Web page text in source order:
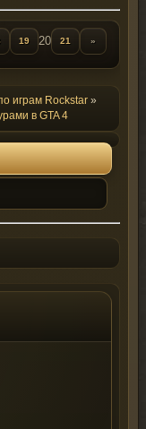
19 20 21 »
играм Rockstar »
в GTA 4